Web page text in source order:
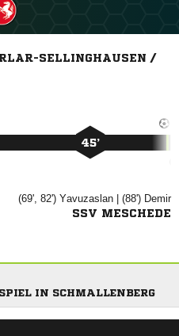
SELLINGHAUSEN /
45’
(69', 82')  | (88') 
SSV MESCHEDE
IN SCHMALLENBERG